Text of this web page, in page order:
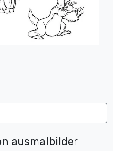
ausmalbilder